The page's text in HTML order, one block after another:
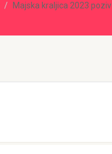
Majska kraljica 2023 poziv